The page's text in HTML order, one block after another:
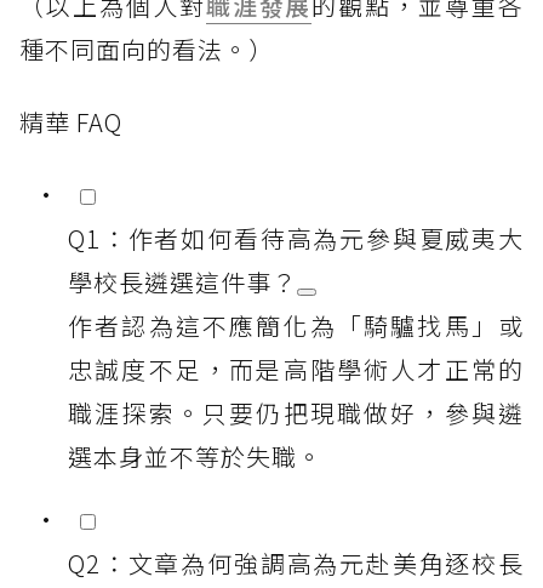
種不同面向的看法。）
精華 FAQ
Q1：作者如何看待高為元參與夏威夷大
學校長遴選這件事？
作者認為這不應簡化為「騎驢找馬」或
忠誠度不足，而是高階學術人才正常的
職涯探索。只要仍把現職做好，參與遴
選本身並不等於失職。
Q2：文章為何強調高為元赴美角逐校長